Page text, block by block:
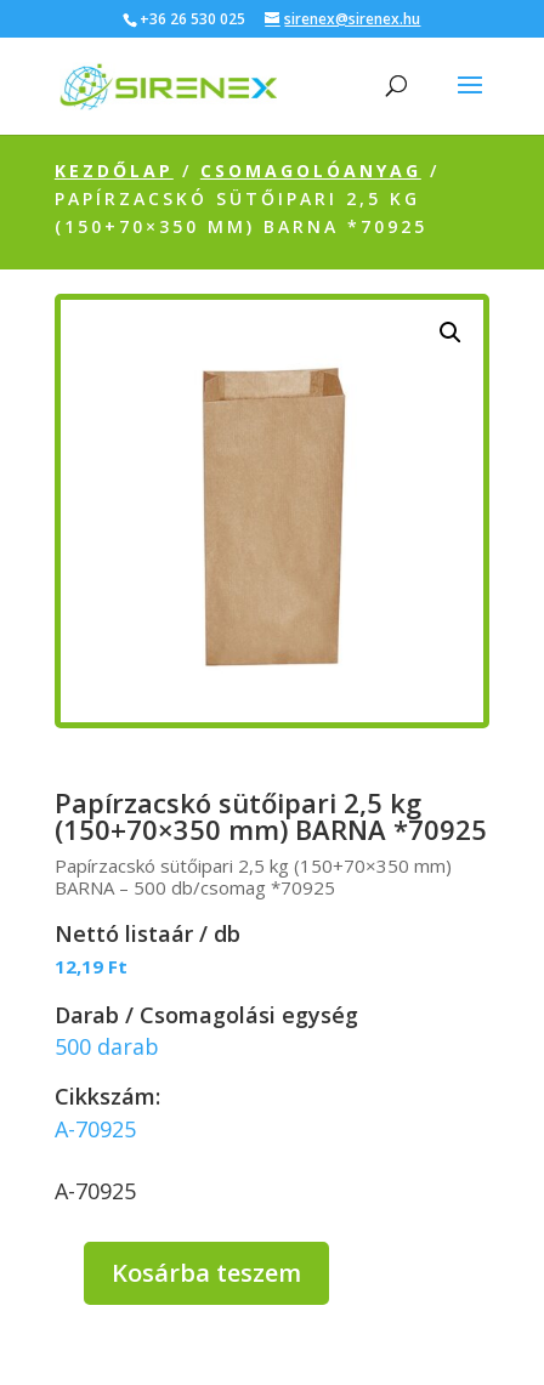
+36 26 530 025 sirenex@sirenex.hu
KEZDŐLAP / CSOMAGOLÓANYAG /
PAPÍRZACSKÓ SÜTŐIPARI 2,5 KG
(150+70×350 MM) BARNA *70925
Papírzacskó sütőipari 2,5 kg
(150+70×350 mm) BARNA *70925
Papírzacskó sütőipari 2,5 kg (150+70×350 mm)
BARNA – 500 db/csomag *70925
Nettó listaár / db
12,19 Ft
Darab / Csomagolási egység
500 darab
Cikkszám:
A-70925
A-70925
Papírzacskó
sütőipari
Kosárba teszem